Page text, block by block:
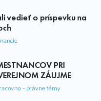
vedieť o príspevku na
PRI
ZÁUJME
- právne témy